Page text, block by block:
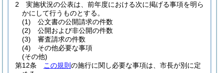
2
実施状況の公表は、前年度における次に掲げる事項を明ら
かにして行うものとする。
(1)
公文書の公開請求の件数
(2)
公開および非公開の件数
(3)
審査請求の件数
(4)
その他必要な事項
(その他)
第12条
この規則 の施行に関し必要な事項は、市長が別に定